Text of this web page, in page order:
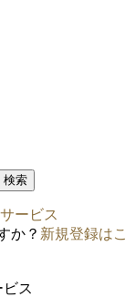
検索
ービス
か？ 新規登録はこ
ス